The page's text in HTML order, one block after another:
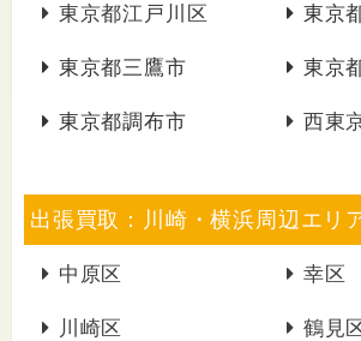
東京都江戸川区 東京
東京都三鷹市 東京
東京都調布市 西東
出張買取：川崎・横浜周辺エリ
中原区 幸区
川崎区 鶴見